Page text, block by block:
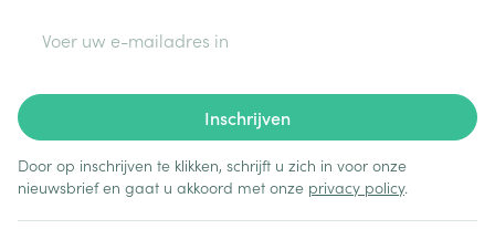
Inschrijven
Door op inschrijven te klikken, schrijft u zich in voor onze
nieuwsbrief en gaat u akkoord met onze privacy policy.